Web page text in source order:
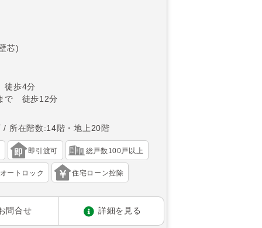
芯)
歩4分
で 徒歩12分
所在階数:14階・地上20階
即引渡可 総戸数100戸以上
オートロック 住宅ローン控除
問合せ 詳細を見る